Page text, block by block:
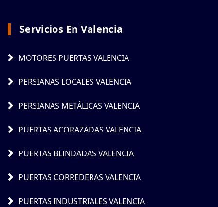
Servicios En Valencia
MOTORES PUERTAS VALENCIA
PERSIANAS LOCALES VALENCIA
PERSIANAS METÁLICAS VALENCIA
PUERTAS ACORAZADAS VALENCIA
PUERTAS BLINDADAS VALENCIA
PUERTAS CORREDERAS VALENCIA
PUERTAS INDUSTRIALES VALENCIA